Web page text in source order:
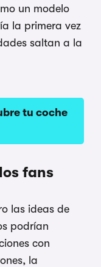
un modelo
la primera vez
saltan a la
tu coche
fans
las ideas de
podrían
con
la